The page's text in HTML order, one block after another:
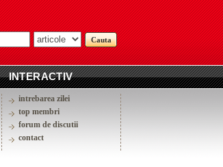
INTERACTIV
intrebarea zilei
top membri
forum de discutii
contact